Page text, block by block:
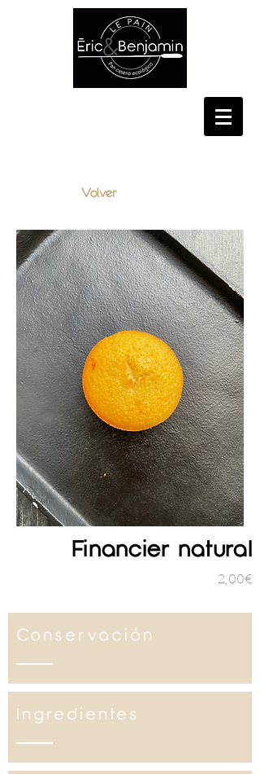
Volver
Financier natural
2,00€
Conservación
Ingredientes